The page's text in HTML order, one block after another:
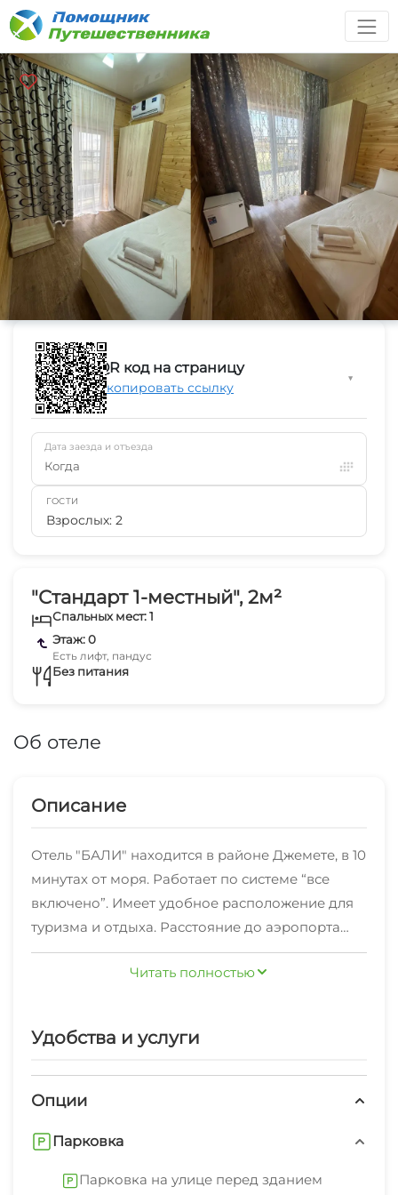
"Стандарт 1-местный", 2м²
Спальных мест: 1
Этаж: 0
Есть лифт, пандус
Без питания
Об отеле
Описание
Отель "БАЛИ" находится в районе Джемете, в 10
минутах от моря. Работает по системе “все
включено”. Имеет удобное расположение для
туризма и отдыха. Расстояние до аэропорта
составляет - 7,5 км., а до железнодорожного
вокзала - 3,2 км.
номеров различных категорий. Каждый номер
всем необходимым для комфортного отдыха:
ванной комнате есть фен, туалетные и
шампунь, гель для душа, тапочки, зубной набор,
Читать полностью
Удобства и услуги
Опции
Парковка
Парковка на улице перед зданием
QR код на страницу
Скопировать ссылку
▼
Дата заезда и отъезда
Когда
ГОСТИ
Взрослых: 2